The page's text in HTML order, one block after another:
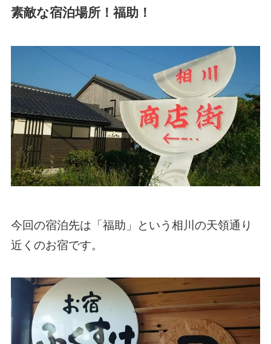
素敵な宿泊場所！福助！
今回の宿泊先は「福助」という相川の天領通り
近くのお宿です。